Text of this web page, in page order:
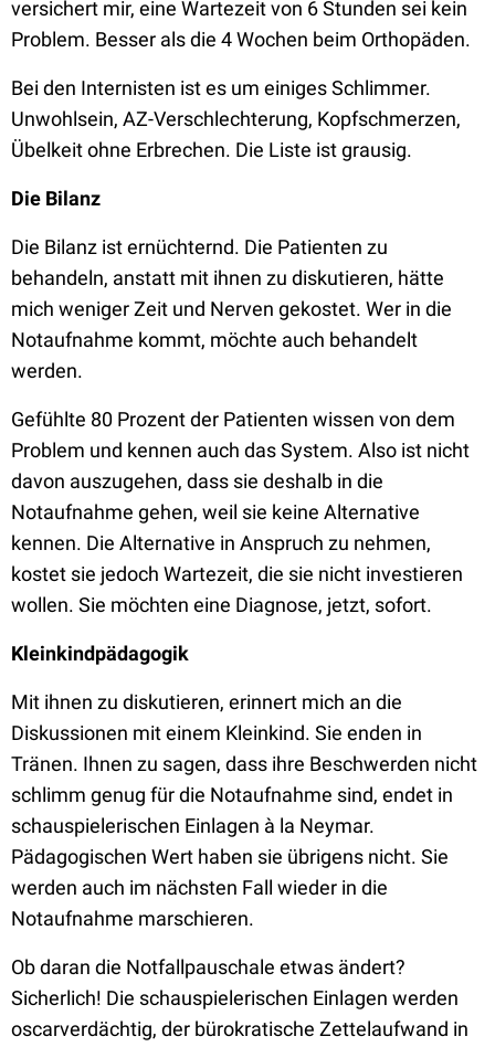
versichert mir, eine Wartezeit von 6 Stunden sei kein
Problem. Besser als die 4 Wochen beim Orthopäden.
Bei den Internisten ist es um einiges Schlimmer.
Unwohlsein, AZ-Verschlechterung, Kopfschmerzen,
Übelkeit ohne Erbrechen. Die Liste ist grausig.
Die Bilanz
Die Bilanz ist ernüchternd. Die Patienten zu
behandeln, anstatt mit ihnen zu diskutieren, hätte
mich weniger Zeit und Nerven gekostet. Wer in die
Notaufnahme kommt, möchte auch behandelt
werden.
Gefühlte 80 Prozent der Patienten wissen von dem
Problem und kennen auch das System. Also ist nicht
davon auszugehen, dass sie deshalb in die
Notaufnahme gehen, weil sie keine Alternative
kennen. Die Alternative in Anspruch zu nehmen,
kostet sie jedoch Wartezeit, die sie nicht investieren
wollen. Sie möchten eine Diagnose, jetzt, sofort.
Kleinkindpädagogik
Mit ihnen zu diskutieren, erinnert mich an die
Diskussionen mit einem Kleinkind. Sie enden in
Tränen. Ihnen zu sagen, dass ihre Beschwerden nicht
schlimm genug für die Notaufnahme sind, endet in
schauspielerischen Einlagen à la Neymar.
Pädagogischen Wert haben sie übrigens nicht. Sie
werden auch im nächsten Fall wieder in die
Notaufnahme marschieren.
Ob daran die Notfallpauschale etwas ändert?
Sicherlich! Die schauspielerischen Einlagen werden
oscarverdächtig, der bürokratische Zettelaufwand in